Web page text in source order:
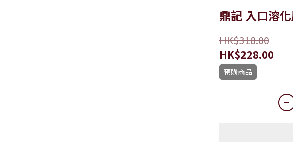
鼎記 入口溶
HK$318.00
HK$228.00
預購商品